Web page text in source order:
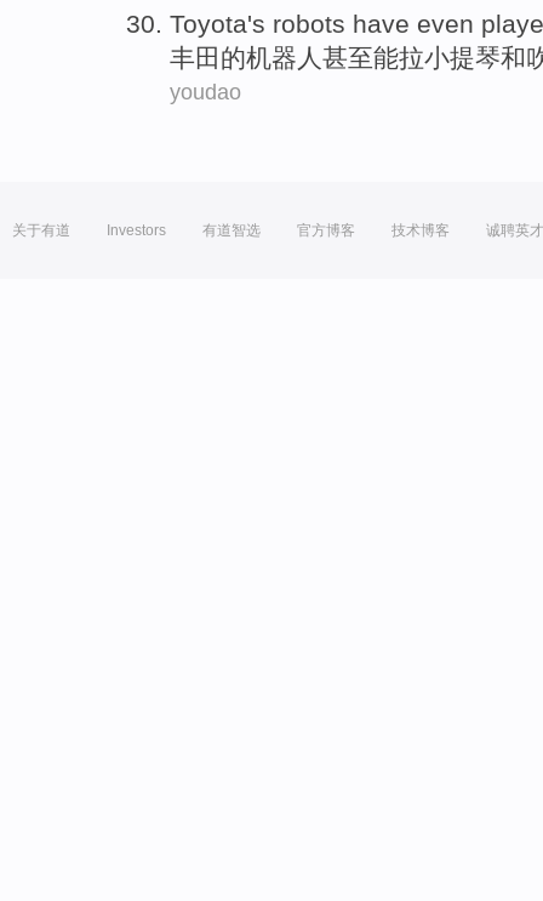
Toyota's robots have even
丰田 的机器人 甚至能拉小提琴和
youdao
关于有道 Investors 有道智选 官方博客 技术博客 诚聘英才